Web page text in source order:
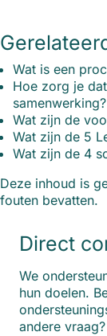
Wat is een
Hoe zorg je
samenwerking?
Wat zijn de
Wat zijn de 5
Wat zijn de 4
Deze inhoud is
fouten bevatten.
Direct
We
hun doelen.
andere